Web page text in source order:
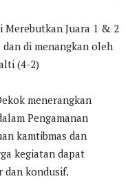
Merebutkan Juara 1 & 2
dan di menangkan oleh
(4-2)
menerangkan
Pengamanan
kamtibmas dan
kegiatan dapat
dan kondusif.